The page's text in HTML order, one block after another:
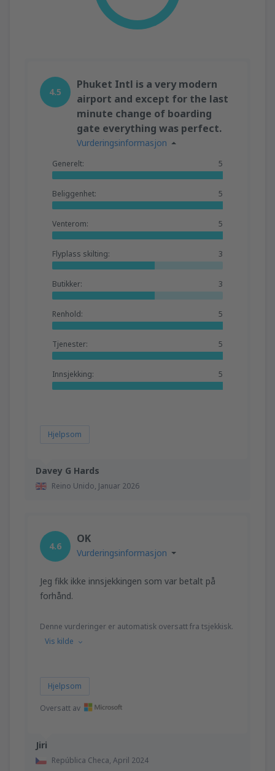
Davey G Hards
Reino Unido, Januar 2026
4.5
Phuket Intl is a very modern
airport and except for the last
minute change of boarding
gate everything was perfect.
Vurderingsinformasjon
Generelt: 5
Beliggenhet: 5
Venterom: 5
Flyplass skilting: 3
Butikker: 3
Renhold: 5
Tjenester: 5
Innsjekking: 5
Hjelpsom
Jiri
República Checa, April 2024
4.6
OK
Vurderingsinformasjon
Jeg fikk ikke innsjekkingen som var betalt på
forhånd.
Denne vurderinger er automatisk oversatt fra tsjekkisk.
Vis kilde
Hjelpsom
Oversatt av